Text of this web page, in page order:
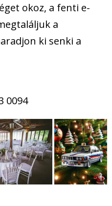
okoz, a fenti e-
a
ki senki a
0094